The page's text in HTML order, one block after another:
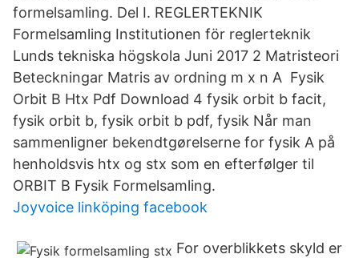
formelsamling. Del I. REGLERTEKNIK
Formelsamling Institutionen för reglerteknik
Lunds tekniska högskola Juni 2017 2 Matristeori
Beteckningar Matris av ordning m x n A Fysik
Orbit B Htx Pdf Download 4 fysik orbit b facit,
fysik orbit b, fysik orbit b pdf, fysik Når man
sammenligner bekendtgørelserne for fysik A på
henholdsvis htx og stx som en efterfølger til
ORBIT B Fysik Formelsamling.
Joyvoice linköping facebook
For overblikkets skyld er